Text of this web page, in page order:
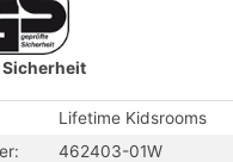
Lifetime Kidsrooms
462403-01W